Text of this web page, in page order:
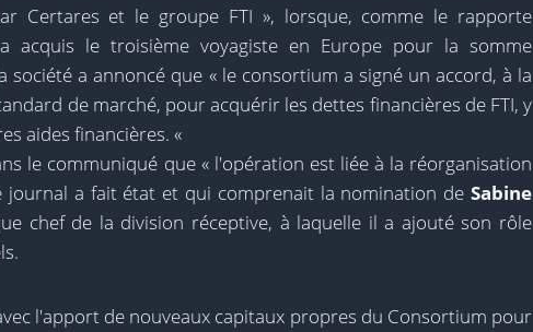
Certares et le groupe FTI », lorsque, comme le rapporte
a acquis le troisième voyagiste en Europe pour la somme
société a annoncé que « le consortium a signé un accord, à la
de marché, pour acquérir les dettes financières de FTI, y
aides financières. «
le communiqué que « l'opération est liée à la réorganisation
journal a fait état et qui comprenait la nomination de Sabine
chef de la division réceptive, à laquelle il a ajouté son rôle
l'apport de nouveaux capitaux propres du Consortium pour